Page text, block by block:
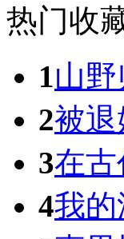
热门收
1山野
2被
3在
4我的